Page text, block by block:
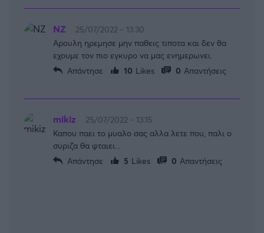
NZ
25/07/2022 - 13:30
Αρουλη ηρεμησε μην παθεις τιποτα και δεν θα
εχουμε τον πιο εγκυρο να μας ενημερωνει.
Απάντησε
10 Likes 0 Απαντήσεις
mikiz
25/07/2022 - 13:15
Καπου παει το μυαλο σας αλλα λετε που, παλι ο
συριζα θα φταιει...
Απάντησε
5 Likes 0 Απαντήσεις